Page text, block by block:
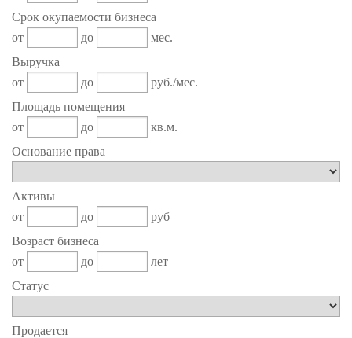
Срок окупаемости бизнеса
от
до
мес.
Выручка
от
до
руб./мес.
Площадь помещения
от
до
кв.м.
Основание права
Активы
от
до
руб
Возраст бизнеса
от
до
лет
Статус
Продается